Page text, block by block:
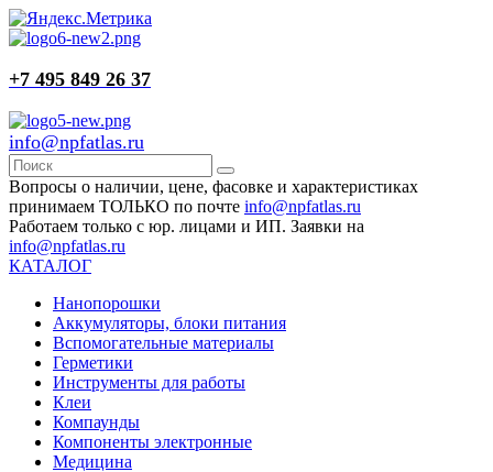
+7 495 849 26 37
info@npfatlas.ru
Вопросы о наличии, цене, фасовке и характеристиках
принимаем ТОЛЬКО по почте info@npfatlas.ru
Работаем только с юр. лицами и ИП. Заявки на
info@npfatlas.ru
КАТАЛОГ
Нанопорошки
Аккумуляторы, блоки питания
Вспомогательные материалы
Герметики
Инструменты для работы
Клеи
Компаунды
Компоненты электронные
Медицина